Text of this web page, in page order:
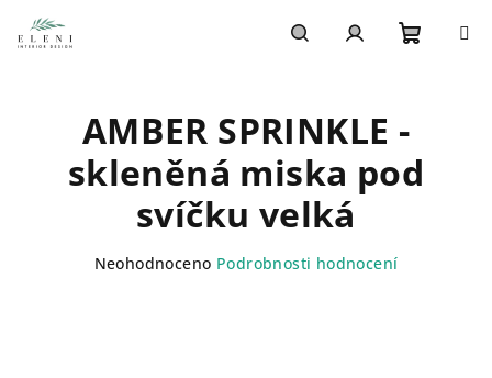
na
obsah
košík
AMBER SPRINKLE -
skleněná miska pod
svíčku velká
Průměrné
Neohodnoceno Podrobnosti hodnocení